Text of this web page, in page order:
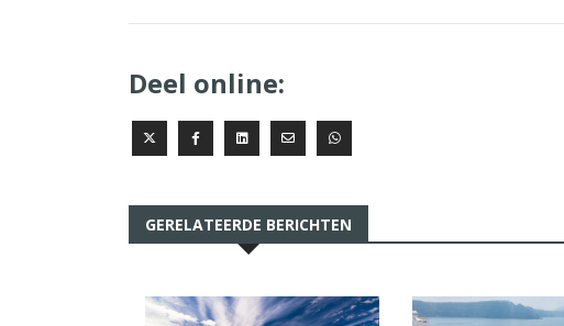
Deel online:
GERELATEERDE BERICHTEN